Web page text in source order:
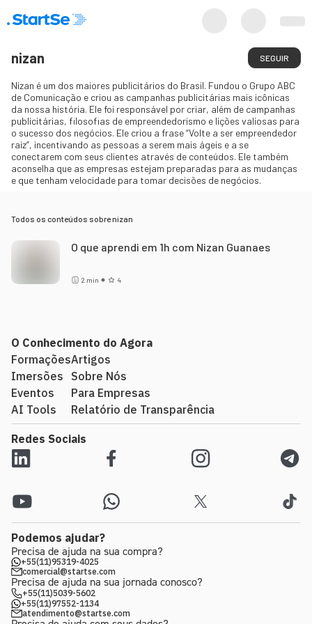
nizan SEGUIR
Nizan é um dos maiores publicitários do Brasil. Fundou o Grupo ABC
de Comunicação e criou as campanhas publicitárias mais icônicas
da nossa história. Ele foi responsável por criar, além de campanhas
publicitárias, filosofias de empreendedorismo e lições valiosas para
o sucesso dos negócios. Ele criou a frase “Volte a ser empreendedor
raiz”, incentivando as pessoas a serem mais ágeis e a se
conectarem com seus clientes através de conteúdos. Ele também
aconselha que as empresas estejam preparadas para as mudanças
e que tenham velocidade para tomar decisões de negócios.
Todos os conteúdos sobrenizan
O que aprendi em 1h com Nizan Guanaes
2 min 4
O Conhecimento do Agora
Formações
Imersões
Eventos
AI Tools
Artigos
Sobre Nós
Para Empresas
Relatório de Transparência
Redes Sociais
Podemos ajudar?
Precisa de ajuda na sua compra?
+55(11)95319-4025
comercial@startse.com
Precisa de ajuda na sua jornada conosco?
+55(11)5039-5602
+55(11)97552-1134
atendimento@startse.com